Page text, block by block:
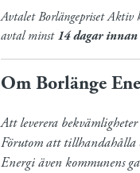
Avtalet Borlängepriset Aktiv
avtal minst14 dagar innan
Om Borlänge
Att leverera
Förutom att tillhandahålla
Energi även kommunens